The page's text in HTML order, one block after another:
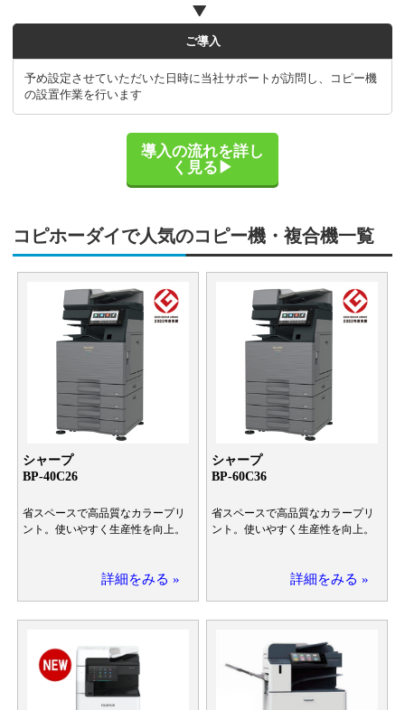
ご導入
予め設定させていただいた日時に当社サポートが訪問し、コピー機
の設置作業を行います
導入の流れを詳し
く見る▶
コピホーダイで人気のコピー機・複合機一覧
シャープ
BP-40C26
省スペースで高品質なカラープリ
ント。使いやすく生産性を向上。
詳細をみる »
シャープ
BP-60C36
省スペースで高品質なカラープリ
ント。使いやすく生産性を向上。
詳細をみる »